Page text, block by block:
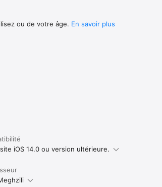
ou de votre âge. En savoir plus
iOS 14.0 ou version ultérieure.